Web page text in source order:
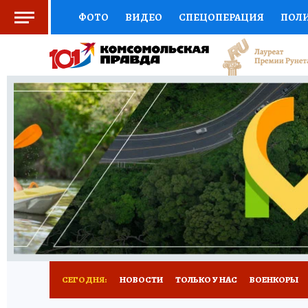
ФОТО ВИДЕО СПЕЦОПЕРАЦИЯ
СОЦПОДДЕРЖКА НАУКА СПОРТ
ВЫБОР ЭКСПЕРТОВ ДОКТОР
КНИЖНАЯ ПОЛКА ПРОГНОЗЫ НА СПОРТ
ПРЕСС-ЦЕНТР НЕДВИЖИМОСТЬ
РАДИО КП РЕКЛАМА ТЕСТЫ НОВОЕ
СЕГОДНЯ: НОВОСТИ ТОЛЬКО У НАС ВОЕНКОРЫ